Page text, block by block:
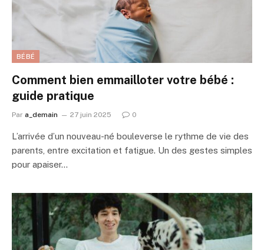
BÉBÉ
Comment bien emmailloter votre bébé :
guide pratique
Par a_demain 27 juin 2025 0
L’arrivée d’un nouveau-né bouleverse le rythme de vie des
parents, entre excitation et fatigue. Un des gestes simples
pour apaiser…